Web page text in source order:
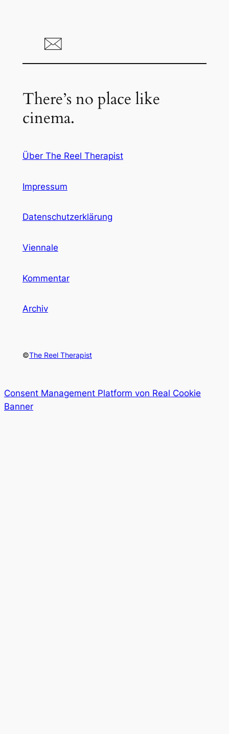
There’s no place like
cinema.
Über The Reel Therapist
Impressum
Datenschutzerklärung
Viennale
Kommentar
Archiv
©The Reel Therapist
Consent Management Platform von Real Cookie
Banner